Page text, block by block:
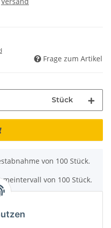
Frage zum Artikel
Stück
von 100 Stück.
von 100 Stück.
geladen ...